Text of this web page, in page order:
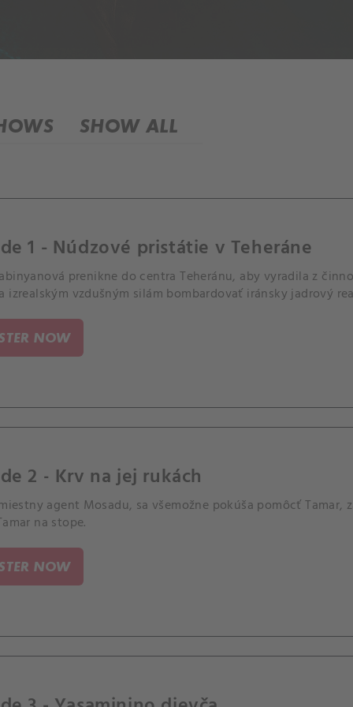
SHOW ALL
1 - Núdzové pristátie v Teheráne
prenikne do centra Teheránu, aby vyradila z
izrealským vzdušným silám bombardovať iránsky jadrový
NOW
2 - Krv na jej rukách
agent Mosadu, sa všemožne pokúša pomôcť
na stope.
NOW